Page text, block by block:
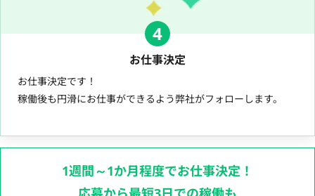
4
お仕事決定
お仕事決定です！
稼働後も円滑にお仕事ができるよう弊社がフォローします。
1週間～1か月程度でお仕事決定！